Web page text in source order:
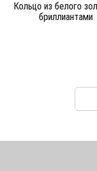
Кольцо из белого
бриллиантами